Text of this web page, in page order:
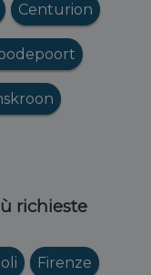
Centurion
richieste
Firenze